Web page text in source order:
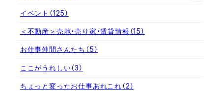
イベント （125）
＜不動産＞売地・売り家・賃貸情報 （15）
お仕事仲間さんたち （5）
ここがうれしい（3）
ちょっと変ったお仕事あれこれ（2）